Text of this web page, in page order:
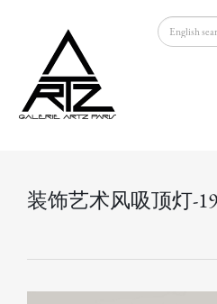
装饰艺术风吸顶灯-